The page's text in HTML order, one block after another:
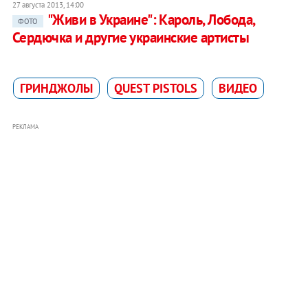
27 августа 2013, 14:00
ФОТО
"Живи в Украине": Кароль, Лобода,
Сердючка и другие украинские артисты
ГРИНДЖОЛЫ QUEST PISTOLS ВИДЕО
РЕКЛАМА